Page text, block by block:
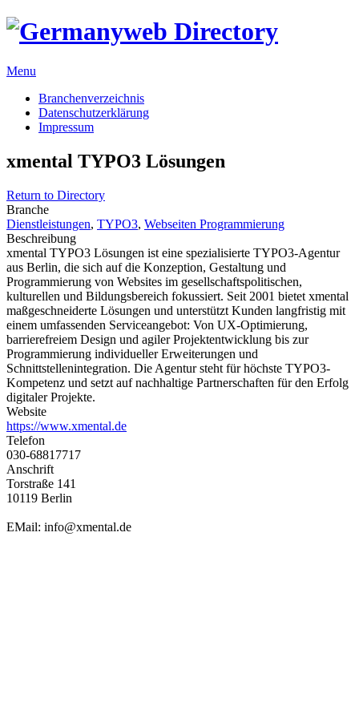
Menu
Branchenverzeichnis
Datenschutzerklärung
Impressum
xmental TYPO3 Lösungen
Return to Directory
Branche
Dienstleistungen, TYPO3, Webseiten Programmierung
Beschreibung
xmental TYPO3 Lösungen ist eine spezialisierte TYPO3-Agentur
aus Berlin, die sich auf die Konzeption, Gestaltung und
Programmierung von Websites im gesellschaftspolitischen,
kulturellen und Bildungsbereich fokussiert. Seit 2001 bietet xmental
maßgeschneiderte Lösungen und unterstützt Kunden langfristig mit
einem umfassenden Serviceangebot: Von UX-Optimierung,
barrierefreiem Design und agiler Projektentwicklung bis zur
Programmierung individueller Erweiterungen und
Schnittstellenintegration. Die Agentur steht für höchste TYPO3-
Kompetenz und setzt auf nachhaltige Partnerschaften für den Erfolg
digitaler Projekte.
Website
https://www.xmental.de
Telefon
030-68817717
Anschrift
Torstraße 141
10119 Berlin
EMail: info@xmental.de